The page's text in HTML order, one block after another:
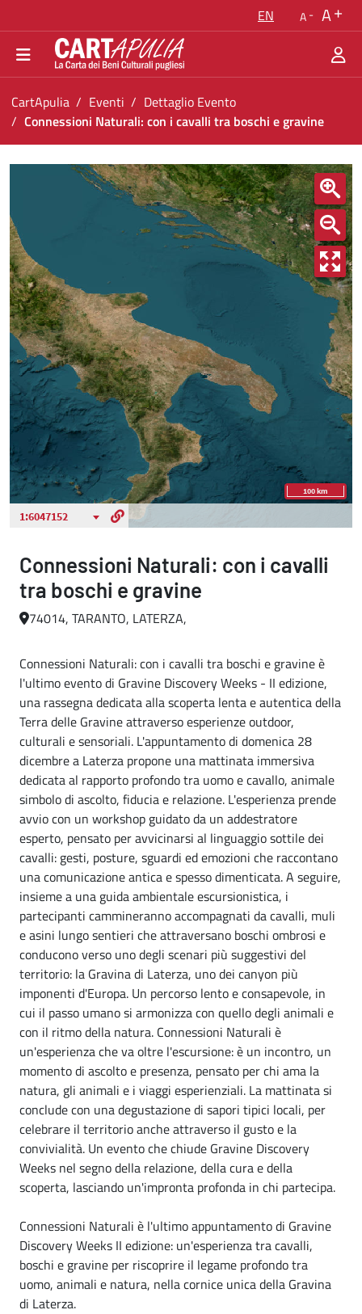
Go to navigation menu
Go to content
Go to the footer
EN A A
You are in:
CartApulia Eventi
Dettaglio Evento
Connessioni Naturali: con i cavalli tra boschi e gravine
Connessioni Naturali: con i cavalli tra boschi
Connessioni Naturali: con i cavalli
tra boschi e gravine
74014, TARANTO, LATERZA,
Connessioni Naturali: con i cavalli tra boschi e gravine è
l'ultimo evento di Gravine Discovery Weeks - II edizione,
una rassegna dedicata alla scoperta lenta e autentica della
Terra delle Gravine attraverso esperienze outdoor,
culturali e sensoriali. L'appuntamento di domenica 28
dicembre a Laterza propone una mattinata immersiva
dedicata al rapporto profondo tra uomo e cavallo, animale
simbolo di ascolto, fiducia e relazione. L'esperienza prende
avvio con un workshop guidato da un addestratore
esperto, pensato per avvicinarsi al linguaggio sottile dei
cavalli: gesti, posture, sguardi ed emozioni che raccontano
una comunicazione antica e spesso dimenticata. A seguire,
insieme a una guida ambientale escursionistica, i
partecipanti cammineranno accompagnati da cavalli, muli
e asini lungo sentieri che attraversano boschi ombrosi e
conducono verso uno degli scenari più suggestivi del
territorio: la Gravina di Laterza, uno dei canyon più
imponenti d'Europa. Un percorso lento e consapevole, in
cui il passo umano si armonizza con quello degli animali e
con il ritmo della natura. Connessioni Naturali è
un'esperienza che va oltre l'escursione: è un incontro, un
momento di ascolto e presenza, pensato per chi ama la
natura, gli animali e i viaggi esperienziali. La mattinata si
conclude con una degustazione di sapori tipici locali, per
celebrare il territorio anche attraverso il gusto e la
convivialità. Un evento che chiude Gravine Discovery
Weeks nel segno della relazione, della cura e della
scoperta, lasciando un'impronta profonda in chi partecipa.
Connessioni Naturali è l'ultimo appuntamento di Gravine
Discovery Weeks II edizione: un'esperienza tra cavalli,
boschi e gravine per riscoprire il legame profondo tra
uomo, animali e natura, nella cornice unica della Gravina
di Laterza.